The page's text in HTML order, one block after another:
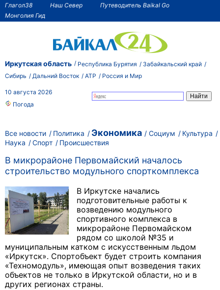
Глагол38 Наш Север
Путеводитель Baikal Go
Монголия Гид
Иркутская область Республика Бурятия
Забайкальский край
Сибирь
Дальний Восток АТР Россия и Мир
10 августа 2026
Погода
Все новости Политика Экономика Социум
Культура
Наука
Спорт Происшествия
В микрорайоне Первомайский началось
строительство модульного спорткомплекса
В Иркутске начались
подготовительные работы к
возведению модульного
спортивного комплекса в
микрорайоне Первомайском
рядом со школой №35 и
муниципальным катком с искусственным льдом
«Иркутск». Спортобъект будет строить компания
«Техномодуль», имеющая опыт возведения таких
объектов не только в Иркутской области, но и в
других регионах страны.